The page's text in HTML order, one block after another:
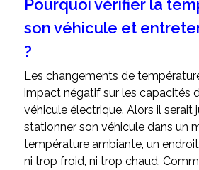
Pourquoi vérifier la
son véhicule et
?
Les changements de
impact négatif sur les capacités
véhicule électrique. Alors il serait
stationner son véhicule dans un
température ambiante, un
ni trop froid, ni trop chaud.